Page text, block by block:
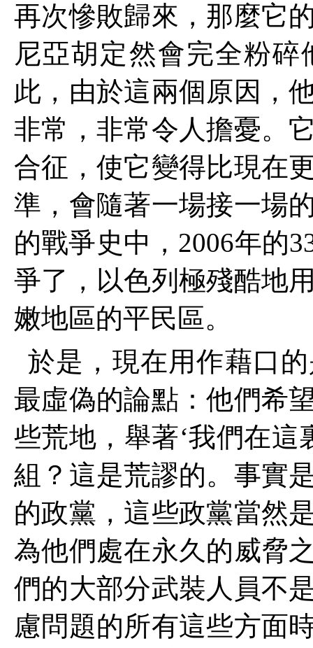
再次慘敗歸來，那麼它
尼亞胡定然會完全粉
此，由於這兩個原因，
非常，非常令人擔憂。
合征，使它變得比現在
準，會隨著一場接一場
的戰爭史中， 2006年的
爭了，以色列極殘酷地
嫩地區的平民區。
於是，現在用作藉口
最虛偽的論點：他們希
些荒地，舉著‘我們在這
組？這是荒謬的。事實
的政黨，這些政黨當然
為他們處在永久的威脅
們的大部分武裝人員不
慮問題的所有這些方面